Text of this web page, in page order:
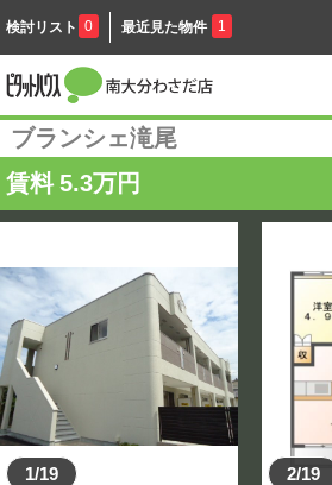
検討リスト 0 最近見た物件 1
ブランシェ滝尾
賃料 5.3万円
1/19 2/19